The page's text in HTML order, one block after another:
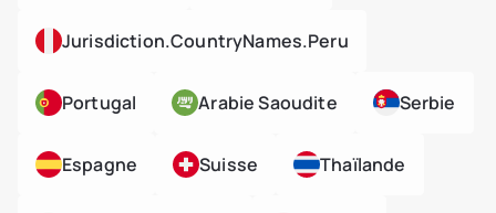
Jurisdiction.countryNames.peru
Portugal Arabie Saoudite Serbie
Espagne Suisse Thaïlande